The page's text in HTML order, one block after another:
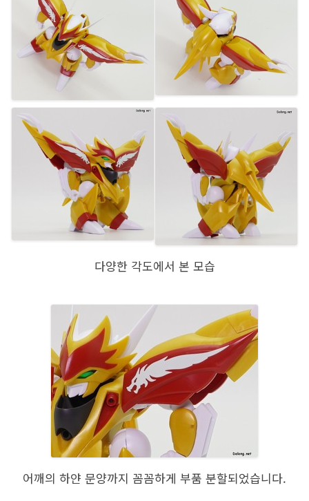
다양한 각도에서 본 모습
어깨의 하얀 문양까지 꼼꼼하게 부품 분할되었습니다.